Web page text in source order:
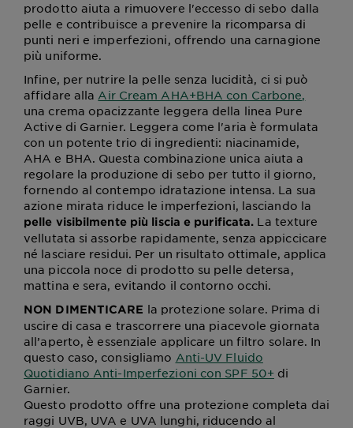
prodotto aiuta a rimuovere l'eccesso di sebo dalla
pelle e contribuisce a prevenire la ricomparsa di
punti neri e imperfezioni, offrendo una carnagione
più uniforme.
Infine, per nutrire la pelle senza lucidità, ci si può
affidare alla Air Cream AHA+BHA con Carbone,
una crema opacizzante leggera della linea Pure
Active di Garnier. Leggera come l'aria è formulata
con un potente trio di ingredienti: niacinamide,
AHA e BHA. Questa combinazione unica aiuta a
regolare la produzione di sebo per tutto il giorno,
fornendo al contempo idratazione intensa. La sua
azione mirata riduce le imperfezioni, lasciando la
pelle visibilmente più liscia e purificata. La texture
vellutata si assorbe rapidamente, senza appiccicare
né lasciare residui. Per un risultato ottimale, applica
una piccola noce di prodotto su pelle detersa,
mattina e sera, evitando il contorno occhi.
NON DIMENTICARE la protezione solare. Prima di
uscire di casa e trascorrere una piacevole giornata
all’aperto, è essenziale applicare un filtro solare. In
questo caso, consigliamo Anti-UV Fluido
Quotidiano Anti-Imperfezioni con SPF 50+ di
Garnier.
Questo prodotto offre una protezione completa dai
raggi UVB, UVA e UVA lunghi, riducendo al